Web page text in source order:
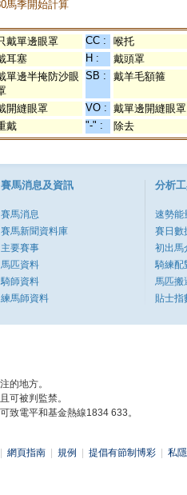
馬季開始計算
戴單邊眼罩 CC :
喉托
耳塞 H :
戴頭罩
單邊半掩防沙眼 SB : 戴羊毛額箍
開縫眼罩 VO : 戴單邊開縫眼罩
戴 "-" : 除去
賽馬消息及資訊
賽馬消息
賽馬新聞資料庫
主要賽事
馬匹資料
騎師資料
練馬師資料
分析
速勢能
賽日數
初出馬
騎練配
馬匹搬
貼士指
的地方。
可被判監禁。
致電平和基金熱線1834 633。
網頁指南 規例 提倡有節制博彩 私